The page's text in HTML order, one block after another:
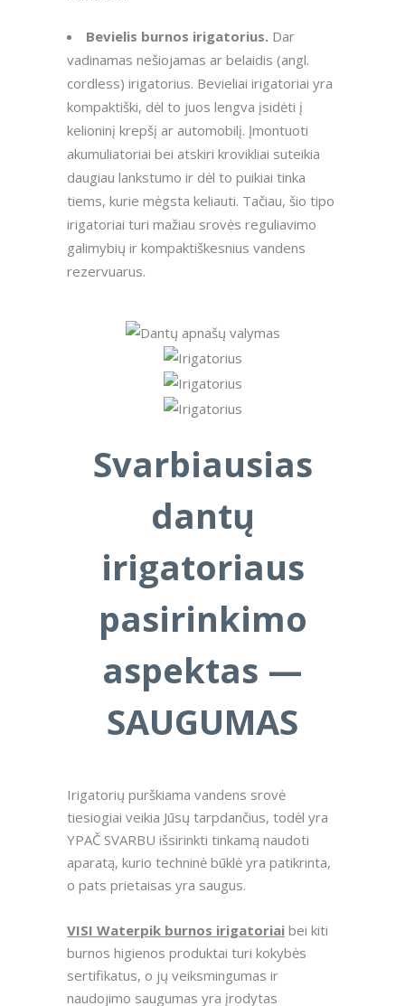
Bevielis burnos irigatorius. Dar
vadinamas nešiojamas ar belaidis (angl.
cordless) irigatorius. Bevieliai irigatoriai yra
kompaktiški, dėl to juos lengva įsidėti į
kelioninį krepšį ar automobilį. Įmontuoti
akumuliatoriai bei atskiri krovikliai suteikia
daugiau lankstumo ir dėl to puikiai tinka
tiems, kurie mėgsta keliauti. Tačiau, šio tipo
irigatoriai turi mažiau srovės reguliavimo
galimybių ir kompaktiškesnius vandens
rezervuarus.
Svarbiausias
dantų
irigatoriaus
pasirinkimo
aspektas —
SAUGUMAS
Irigatorių purškiama vandens srovė
tiesiogiai veikia Jūsų tarpdančius, todėl yra
YPAČ SVARBU išsirinkti tinkamą naudoti
aparatą, kurio techninė būklė yra patikrinta,
o pats prietaisas yra saugus.
VISI Waterpik burnos irigatoriai bei kiti
burnos higienos produktai turi kokybės
sertifikatus, o jų veiksmingumas ir
naudojimo saugumas yra įrodytas